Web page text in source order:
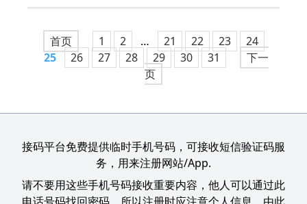
首页 1 2 … 21 22 23
24
25
26 27 28 29 30 31
下一
页
接码平台免费提供临时手机号码，可接收短信验证码服
务，用来注册网站/App.
请不要用这些手机号码接收重要内容，他人可以通过此
电话号码找回密码，所以注册时应注意个人信息，由此